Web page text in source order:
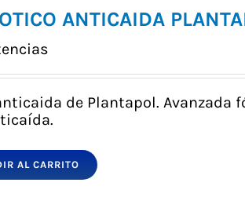
ANTICAIDA
de Plantapol. Avanzada
AL CARRITO